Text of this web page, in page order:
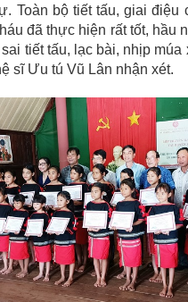
Toàn bộ tiết tấu, giai điệu
đã thực hiện rất tốt, hầu
tiết tấu, lạc bài, nhịp múa
sĩ Ưu tú Vũ Lân nhận xét.